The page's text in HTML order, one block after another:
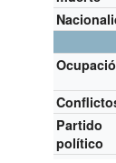
Partido
político